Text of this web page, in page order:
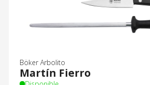
Böker Arbolito
Martín Fierro